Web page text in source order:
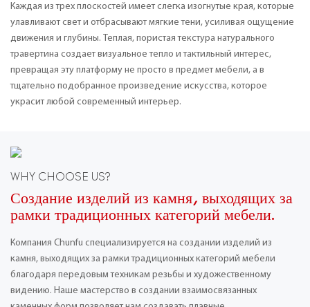
Каждая из трех плоскостей имеет слегка изогнутые края, которые
улавливают свет и отбрасывают мягкие тени, усиливая ощущение
движения и глубины. Теплая, пористая текстура натурального
травертина создает визуальное тепло и тактильный интерес,
превращая эту платформу не просто в предмет мебели, а в
тщательно подобранное произведение искусства, которое
украсит любой современный интерьер.
WHY CHOOSE US?
Создание изделий из камня, выходящих за
рамки традиционных категорий мебели.
Компания Chunfu специализируется на создании изделий из
камня, выходящих за рамки традиционных категорий мебели
благодаря передовым техникам резьбы и художественному
видению. Наше мастерство в создании взаимосвязанных